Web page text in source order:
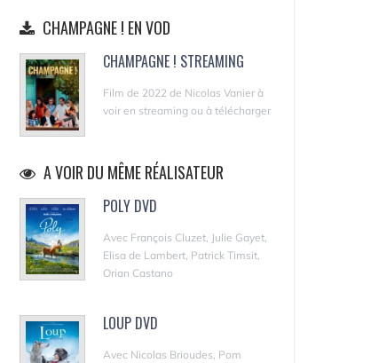
CHAMPAGNE ! EN VOD
CHAMPAGNE ! STREAMING
Film de 2022 de Nicolas Vanier à
voir en streaming ou à télécharger
A VOIR DU MÊME RÉALISATEUR
POLY DVD
Avec François Cluzet, Julie Gayet,
Elisa de Lambert, Patrick Timsit,
Orian Castano
LOUP DVD
Avec Nicolas Brioudes, Pom